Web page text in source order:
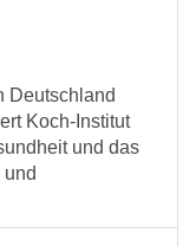
Deutschland
Koch-Institut
und das